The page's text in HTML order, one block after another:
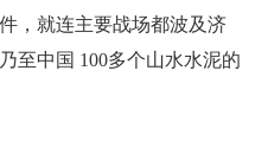
，就连主要战场都波及济
至中国 100多个山水水泥的